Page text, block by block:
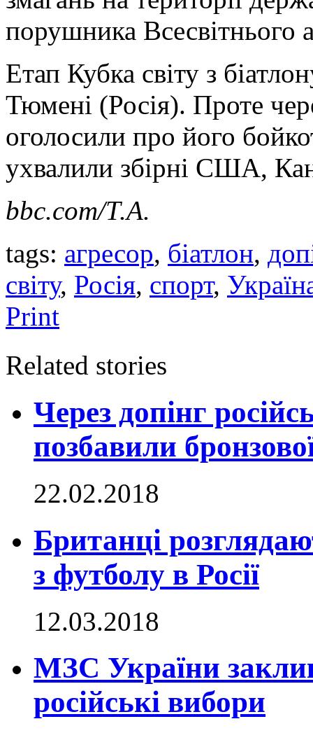
порушника Всесвітнього
Етап Кубка світу з
Тюмені (Росія). Проте
оголосили про його
ухвалили збірні США,
bbc.com/Т.А.
tags: агресор, біатлон,
світу, Росія, спорт,
Print
Related stories
Через допінг
позбавили
22.02.2018
Британці
з футболу в Росії
12.03.2018
МЗС України
російські вибори